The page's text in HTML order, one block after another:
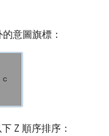
意圖旗標：
Z 順序排序：